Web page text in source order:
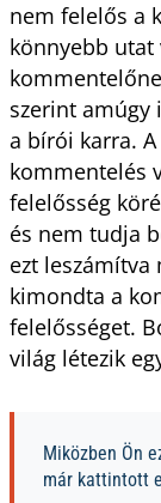
nem felelős a
könnyebb utat
szerint amúgy
a bírói karra.
kommentelés
felelősség
és nem tudja
ezt
kimondta a
felelősséget.
világ létezik
Miközben Ön
már kattintott